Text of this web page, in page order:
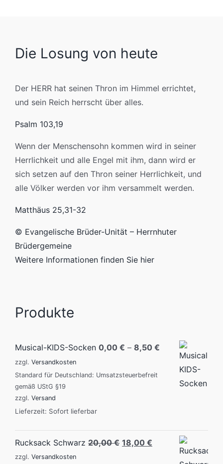
Die Losung von heute
Der HERR hat seinen Thron im Himmel errichtet,
und sein Reich herrscht über alles.
Psalm 103,19
Wenn der Menschensohn kommen wird in seiner
Herrlichkeit und alle Engel mit ihm, dann wird er
sich setzen auf den Thron seiner Herrlichkeit, und
alle Völker werden vor ihm versammelt werden.
Matthäus 25,31-32
© Evangelische Brüder-Unität – Herrnhuter
Brüdergemeine
Weitere Informationen finden Sie hier
Produkte
Musical-KIDS-Socken 0,00 € – 8,50 €
zzgl. Versandkosten
Standard für Deutschland: Umsatzsteuerbefreit
gemäß UStG §19
zzgl. Versand
Lieferzeit: Sofort lieferbar
Rucksack Schwarz 20,00€ Original
18,00 €Current
zzgl. Versandkosten